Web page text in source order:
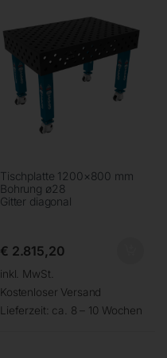
Tischplatte 1200×800 mm
Bohrung ø28
Gitter diagonal
€ 2.815,20
inkl. MwSt.
Kostenloser Versand
Lieferzeit: ca. 8 – 10 Wochen